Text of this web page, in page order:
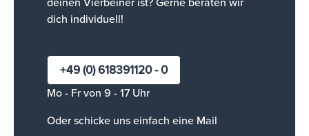
deinen Vierbeiner ist? Gerne beraten wir
dich individuell!
+49 (0) 618391120 - 0
Mo - Fr von 9 - 17 Uhr
Oder schicke uns einfach eine Mail